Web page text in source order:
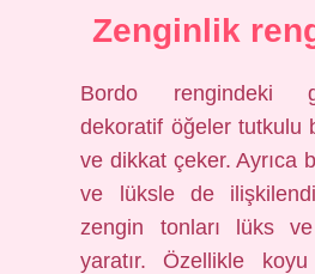
Zenginlik
Bordo rengindeki
dekoratif öğeler tutkulu
ve dikkat çeker. Ayrıca
ve lüksle de
zengin tonları lüks
yaratır. Özellikle